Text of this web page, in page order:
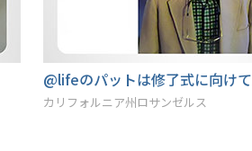
パヴリナは@lifeで彼女のコミュ
パワーアップ